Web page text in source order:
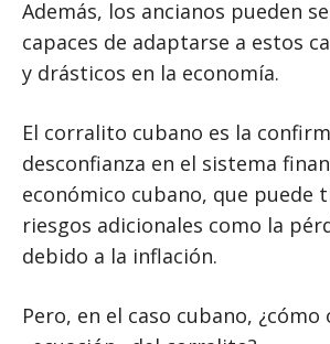
Además, los ancianos pueden
capaces de adaptarse a estos
y drásticos en la economía.
El corralito cubano es la
desconfianza en el sistema
económico cubano, que puede
riesgos adicionales como la
debido a la inflación.
Pero, en el caso cubano, ¿cómo